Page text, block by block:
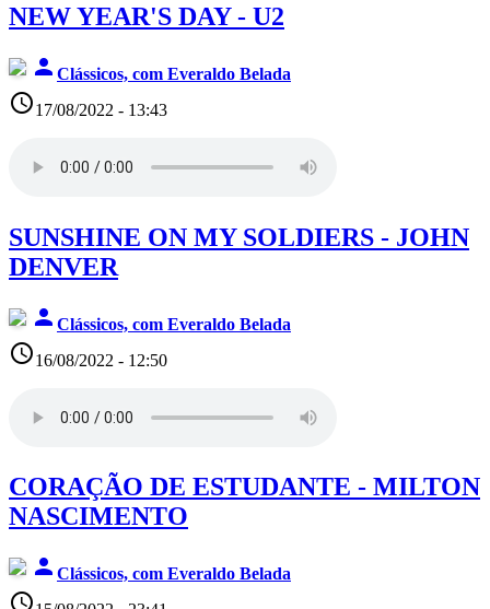
NEW YEAR'S DAY - U2
person Clássicos, com Everaldo Belada
access_time17/08/2022 - 13:43
SUNSHINE ON MY SOLDIERS - JOHN
DENVER
person Clássicos, com Everaldo Belada
access_time16/08/2022 - 12:50
CORAÇÃO DE ESTUDANTE - MILTON
NASCIMENTO
person Clássicos, com Everaldo Belada
access_time